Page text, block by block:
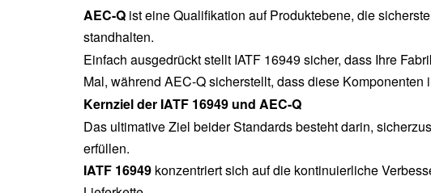
AEC-Q ist eine Qualifikation auf Produktebene, die
standhalten.
Einfach ausgedrückt stellt IATF 16949 sicher, dass Ihre
Mal, während AEC-Q sicherstellt, dass diese
Kernziel der IATF 16949 und AEC-Q
Das ultimative Ziel beider Standards besteht darin,
erfüllen.
IATF 16949 konzentriert sich auf die kontinuierliche